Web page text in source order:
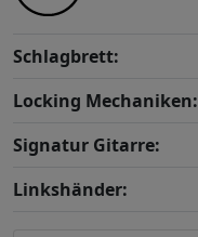
Schlagbrett:
Locking Mechaniken:
Signatur Gitarre:
Linkshänder: